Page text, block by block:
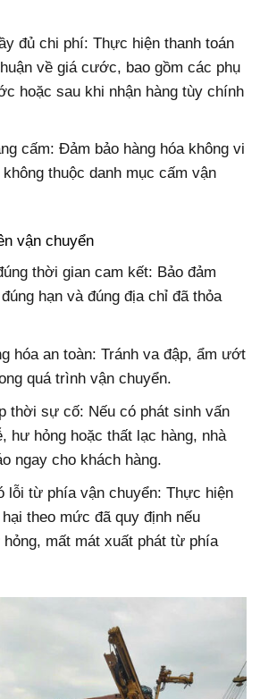
đủ chi phí: Thực hiện thanh toán
về giá cước, bao gồm các phụ
hoặc sau khi nhận hàng tùy chính
cấm: Đảm bảo hàng hóa không vi
thuộc danh mục cấm vận
vận chuyển
thời gian cam kết: Bảo đảm
hạn và đúng địa chỉ đã thỏa
hóa an toàn: Tránh va đập, ẩm ướt
quá trình vận chuyển.
thời sự cố: Nếu có phát sinh vấn
hư hỏng hoặc thất lạc hàng, nhà
ngay cho khách hàng.
lỗi từ phía vận chuyển: Thực hiện
theo mức đã quy định nếu
hỏng, mất mát xuất phát từ phía